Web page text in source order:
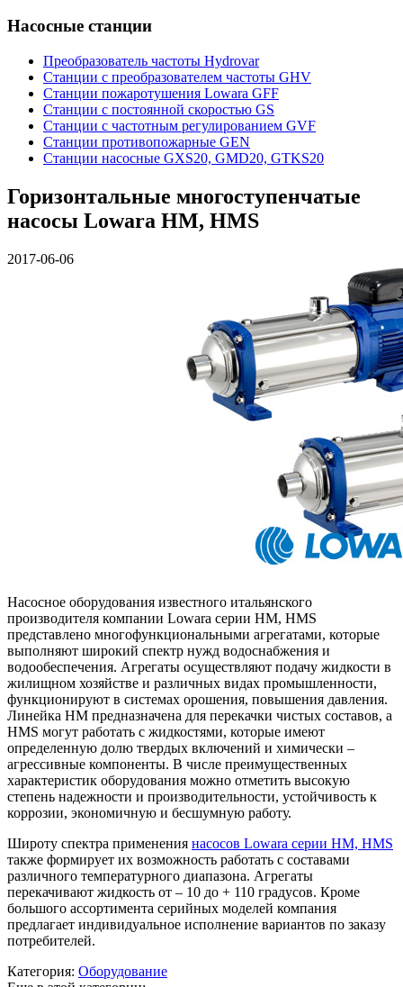
Насосные станции
Преобразователь частоты Hydrovar
Станции с преобразователем частоты GHV
Станции пожаротушения Lowara GFF
Станции с постоянной скоростью GS
Станции с частотным регулированием GVF
Станции противопожарные GEN
Станции насосные GXS20, GMD20, GTKS20
Горизонтальные многоступенчатые
насосы Lowara HM, HMS
2017-06-06
Насосное оборудования известного итальянского
производителя компании Lowara серии HM, HMS
представлено многофункциональными агрегатами, которые
выполняют широкий спектр нужд водоснабжения и
водообеспечения. Агрегаты осуществляют подачу жидкости в
жилищном хозяйстве и различных видах промышленности,
функционируют в системах орошения, повышения давления.
Линейка HM предназначена для перекачки чистых составов, а
HMS могут работать с жидкостями, которые имеют
определенную долю твердых включений и химически –
агрессивные компоненты. В числе преимущественных
характеристик оборудования можно отметить высокую
степень надежности и производительности, устойчивость к
коррозии, экономичную и бесшумную работу.
Широту спектра применения насосов Lowara серии HM, HMS
также формирует их возможность работать с составами
различного температурного диапазона. Агрегаты
перекачивают жидкость от – 10 до + 110 градусов. Кроме
большого ассортимента серийных моделей компания
предлагает индивидуальное исполнение вариантов по заказу
потребителей.
Категория: Оборудование